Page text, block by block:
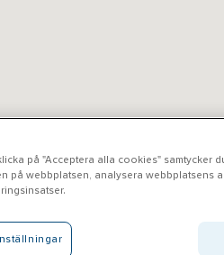
vi produkter inom områdena
på "Acceptera alla cookies" samtycker
på webbplatsen, analysera webbplatsens